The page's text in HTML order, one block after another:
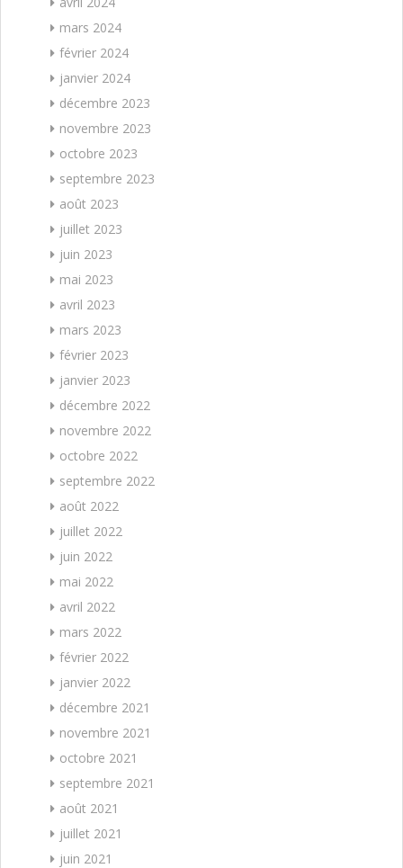
mars 2024
février 2024
janvier 2024
décembre 2023
novembre 2023
octobre 2023
septembre 2023
août 2023
juillet 2023
juin 2023
mai 2023
avril 2023
mars 2023
février 2023
janvier 2023
décembre 2022
novembre 2022
octobre 2022
septembre 2022
août 2022
juillet 2022
juin 2022
mai 2022
avril 2022
mars 2022
février 2022
janvier 2022
décembre 2021
novembre 2021
octobre 2021
septembre 2021
août 2021
juillet 2021
juin 2021